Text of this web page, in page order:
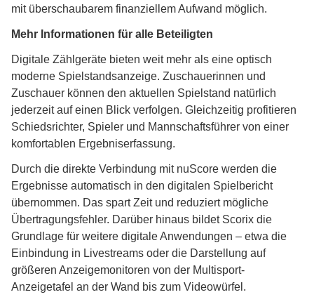
mit überschaubarem finanziellem Aufwand möglich.
Mehr Informationen für alle Beteiligten
Digitale Zählgeräte bieten weit mehr als eine optisch
moderne Spielstandsanzeige. Zuschauerinnen und
Zuschauer können den aktuellen Spielstand natürlich
jederzeit auf einen Blick verfolgen. Gleichzeitig profitieren
Schiedsrichter, Spieler und Mannschaftsführer von einer
komfortablen Ergebniserfassung.
Durch die direkte Verbindung mit nuScore werden die
Ergebnisse automatisch in den digitalen Spielbericht
übernommen. Das spart Zeit und reduziert mögliche
Übertragungsfehler. Darüber hinaus bildet Scorix die
Grundlage für weitere digitale Anwendungen – etwa die
Einbindung in Livestreams oder die Darstellung auf
größeren Anzeigemonitoren von der Multisport-
Anzeigetafel an der Wand bis zum Videowürfel.